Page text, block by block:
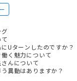
Uターンしたのですか？
く魅力について
んについて
異動はありますか？